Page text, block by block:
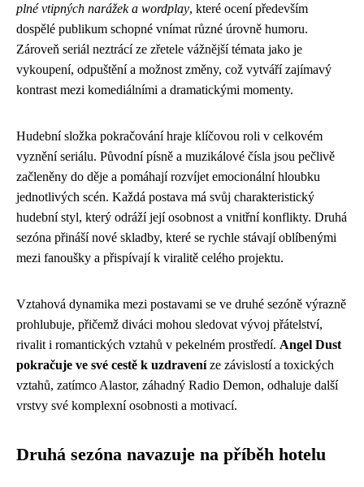
plné vtipných narážek a wordplay, které ocení především
dospělé publikum schopné vnímat různé úrovně humoru.
Zároveň seriál neztrácí ze zřetele vážnější témata jako je
vykoupení, odpuštění a možnost změny, což vytváří zajímavý
kontrast mezi komediálními a dramatickými momenty.
Hudební složka pokračování hraje klíčovou roli v celkovém
vyznění seriálu. Původní písně a muzikálové čísla jsou pečlivě
začleněny do děje a pomáhají rozvíjet emocionální hloubku
jednotlivých scén. Každá postava má svůj charakteristický
hudební styl, který odráží její osobnost a vnitřní konflikty. Druhá
sezóna přináší nové skladby, které se rychle stávají oblíbenými
mezi fanoušky a přispívají k viralitě celého projektu.
Vztahová dynamika mezi postavami se ve druhé sezóně výrazně
prohlubuje, přičemž diváci mohou sledovat vývoj přátelství,
rivalit i romantických vztahů v pekelném prostředí. Angel Dust
pokračuje ve své cestě k uzdraveníze závislostí a toxických
vztahů, zatímco Alastor, záhadný Radio Demon, odhaluje další
vrstvy své komplexní osobnosti a motivací.
Druhá sezóna navazuje na příběh hotelu